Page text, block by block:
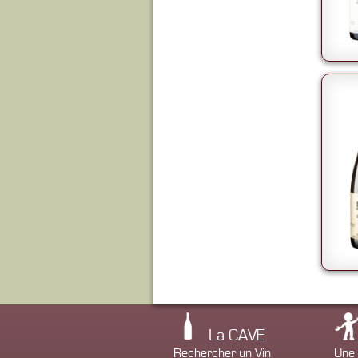
La CAVE
Rechercher un Vin